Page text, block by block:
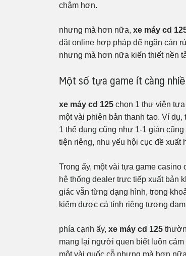
chậm hơn.
nhưng mà hơn nữa, xe máy cd
đặt online hợp pháp để ngăn cản
nhưng mà hơn nữa kiến thiết nền
Một số tựa game ít càng
xe máy cd 125 chọn 1 thư viện
một vài phiên bản thanh tao. Ví
1 thể dụng cũng như 1-1 giản
tiện riêng, nhu yếu hội cục đề xuất
Trong ấy, một vài tựa game
hệ thống dealer trực tiếp xuất bản
giác vẫn từng dạng hình, trong
kiếm được cá tính riêng tương đam
phía cạnh ấy, xe máy cd 125
mang lại người quen biết luôn
một vài quốc cỗ nhưng mà hơn